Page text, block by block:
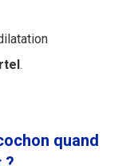
.
quand